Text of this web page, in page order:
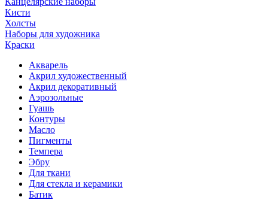
Кисти
Холсты
Наборы для художника
Краски
Акварель
Акрил художественный
Акрил декоративный
Аэрозольные
Гуашь
Контуры
Масло
Пигменты
Темпера
Эбру
Для ткани
Для стекла и керамики
Батик